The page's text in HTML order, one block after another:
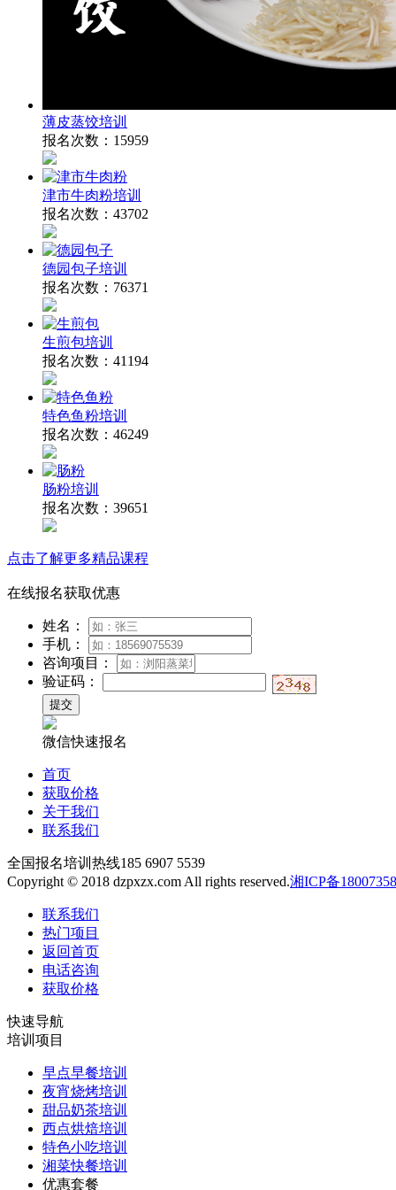
薄皮蒸饺培训
报名次数： 15959
津市牛肉粉培训
报名次数： 43702
德园包子培训
报名次数： 76371
生煎包培训
报名次数： 41194
特色鱼粉培训
报名次数： 46249
肠粉培训
报名次数： 39651
点击了解更多精品课程
在线报名获取优惠
姓名：
手机：
咨询项目：
验证码：
微信快速报名
首页
获取价格
关于我们
联系我们
全国报名培训热线185 6907 5539
Copyright © 2018 dzpxzx.com All rights reserved.湘ICP备
联系我们
热门项目
返回首页
电话咨询
获取价格
快速导航
培训项目
早点早餐培训
夜宵烧烤培训
甜品奶茶培训
西点烘焙培训
特色小吃培训
湘菜快餐培训
优惠套餐